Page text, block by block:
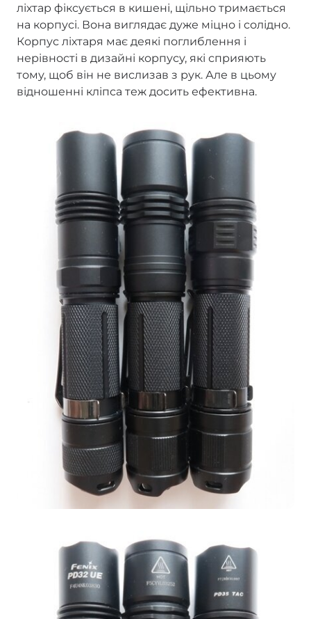
ліхтар фіксується в кишені, щільно тримається
на корпусі. Вона виглядає дуже міцно і солідно.
Корпус ліхтаря має деякі поглиблення і
нерівності в дизайні корпусу, які сприяють
тому, щоб він не вислизав з рук. Але в цьому
відношенні кліпса теж досить ефективна.